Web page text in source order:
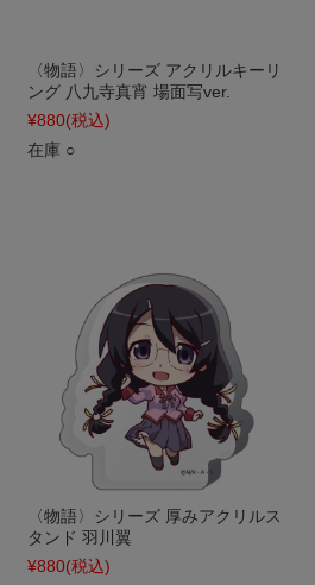
〈物語〉シリーズ アクリルキーリ
ング 八九寺真宵 場面写ver.
¥880(税込)
在庫 ○
〈物語〉シリーズ 厚みアクリルス
タンド 羽川翼
¥880(税込)